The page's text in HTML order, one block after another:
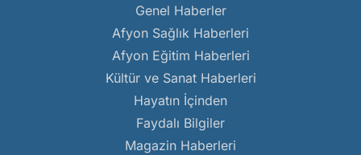
Genel Haberler
Afyon Sağlık Haberleri
Afyon Eğitim Haberleri
Kültür ve Sanat Haberleri
Hayatın İçinden
Faydalı Bilgiler
Magazin Haberleri